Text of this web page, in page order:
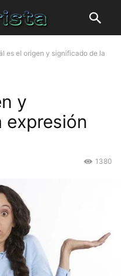
es el origen y significado de la
y
expresión
1380